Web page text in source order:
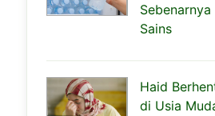
Sebenarnya
Sains
Haid
di Usia